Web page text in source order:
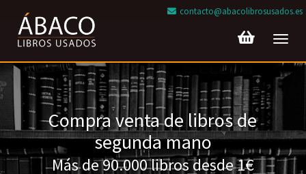
contacto@abacolibrosusados.es
Compra venta de libros de
segunda mano
Más de 90.000 libros desde 1€